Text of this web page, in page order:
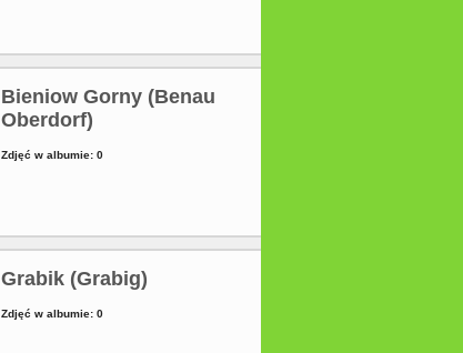
Bieniow Gorny (Benau
Oberdorf)
Zdjęć w albumie: 0
Grabik (Grabig)
Zdjęć w albumie: 0